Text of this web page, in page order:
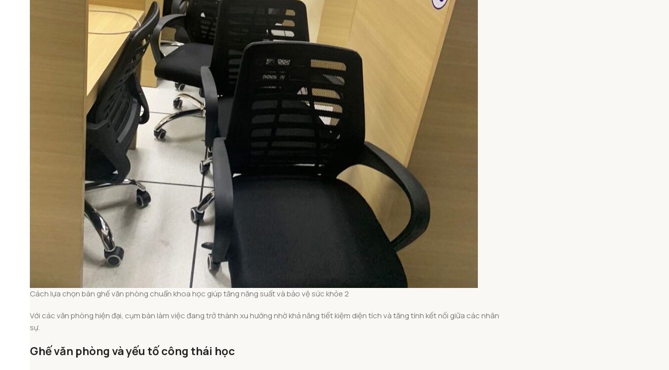
Cách lựa chọn bàn ghế văn phòng chuẩn khoa học giúp tăng năng suất và bảo vệ sức khỏe 2
Với các văn phòng hiện đại, cụm bàn làm việc đang trở thành xu hướng nhờ khả năng tiết kiệm diện tích và tăng tính kết nối giữa các nhân
sự.
Ghế văn phòng và yếu tố công thái học